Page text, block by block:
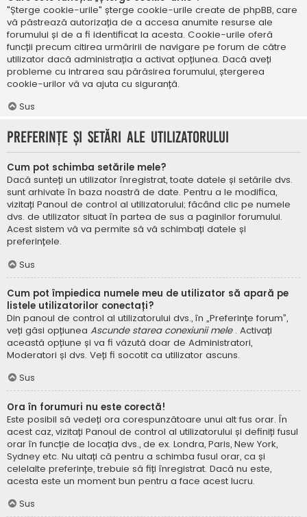
"Șterge cookie-urile" șterge cookie-urile create de phpBB, care
vă păstrează autorizația de a accesa anumite resurse ale
forumului și de a fi identificat la acesta. Cookie-urile oferă
funcții precum citirea urmăririi de navigare pe forum de către
utilizator dacă administrația a activat opțiunea. Dacă aveți
probleme cu intrarea sau părăsirea forumului, ștergerea
cookie-urilor vă va ajuta cu siguranță.
Sus
Preferințe și setări ale utilizatorului
Cum pot schimba setările mele?
Dacă sunteți un utilizator înregistrat, toate datele și setările dvs.
sunt arhivate în baza noastră de date. Pentru a le modifica,
vizitați Panoul de control al utilizatorului; făcând clic pe numele
dvs. de utilizator situat în partea de sus a paginilor forumului.
Acest sistem vă va permite să vă schimbați datele și
preferințele.
Sus
Cum pot împiedica numele meu de utilizator să apară pe
listele utilizatorilor conectați?
Din panoul de control al utilizatorului dvs., în „Preferințe forum”,
veți găsi opțiunea Ascunde starea conexiunii mele . Activați
această opțiune și va fi văzută doar de Administratori,
Moderatori și dvs. Veți fi socotit ca utilizator ascuns.
Sus
Ora în forumuri nu este corectă!
Este posibil să vedeți ora corespunzătoare unui alt fus orar. În
acest caz, vizitați Panoul de control al utilizatorului și definiți fusul
orar în funcție de locația dvs., de ex. Londra, Paris, New York,
Sydney etc. Nu uitați că pentru a schimba fusul orar, ca și
celelalte preferințe, trebuie să fiți înregistrat. Dacă nu este,
acesta este un moment bun pentru a face acest lucru.
Sus